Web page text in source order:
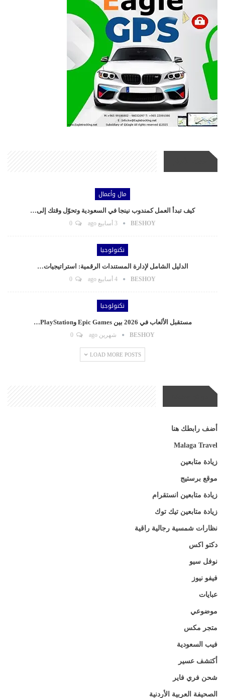
مال وأعمال
كيف تبدأ العمل كمندوب نينجا في السعودية وتحوّل وقتك إلى…
BESHOY 3 أسابيع ago
تكنولوجيا
الدليل الشامل لإدارة المستندات الرقمية: استراتيجيات…
BESHOY 4 أسابيع ago
تكنولوجيا
مستقبل الألعاب في 2026 بين Epic Games وPlayStation…
BESHOY شهرين ago
LOAD MORE POSTS
أضف رابطك هنا
Malaga Travel
زيادة متابعين
موقع برستيج
زيادة متابعين انستقرام
زيادة متابعين تيك توك
نظارات شمسية رجالية راقية
دكتو اكس
نوفل سيو
فيفو نيوز
عبايات
موضوعي
متجر مكس
فيب السعودية
أكتشف عسير
شحن فري فاير
الصحيفة العربية الأردنية